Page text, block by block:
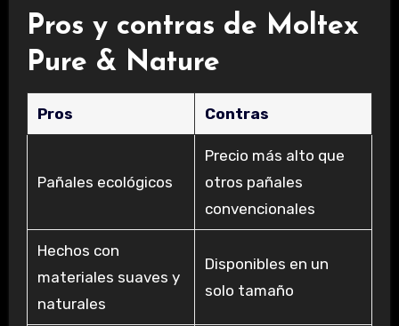
Pros y contras de Moltex
Pure & Nature
Pros Contras
Pañales ecológicos
Precio más alto que
otros pañales
convencionales
Hechos con
materiales suaves y
naturales
Disponibles en un
solo tamaño